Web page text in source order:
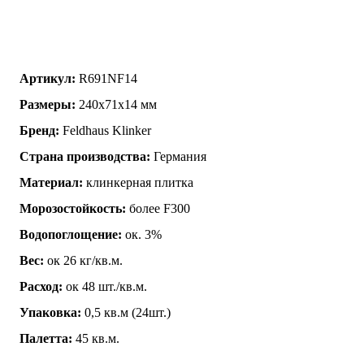
Артикул: R691NF14
Размеры: 240x71x14 мм
Бренд: Feldhaus Klinker
Страна производства: Германия
Материал: клинкерная плитка
Морозостойкость: более F300
Водопоглощение: ок. 3%
Вес: ок 26 кг/кв.м.
Расход: ок 48 шт./кв.м.
Упаковка: 0,5 кв.м (24шт.)
Палетта: 45 кв.м.